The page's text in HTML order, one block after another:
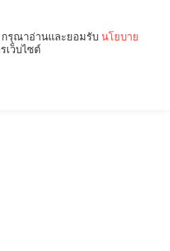
กรุณาอ่านและยอมรับ นโยบาย
เว็บไซต์